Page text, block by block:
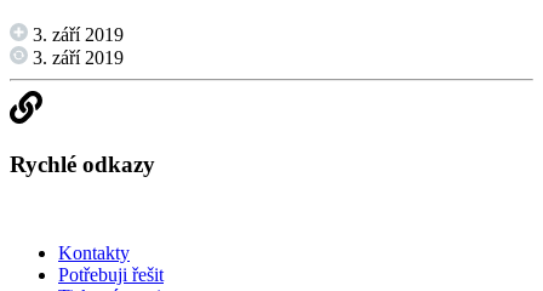
3. září 2019
3. září 2019
Rychlé odkazy
Kontakty
Potřebuji řešit